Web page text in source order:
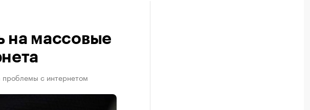
на массовые
проблемы с интернетом